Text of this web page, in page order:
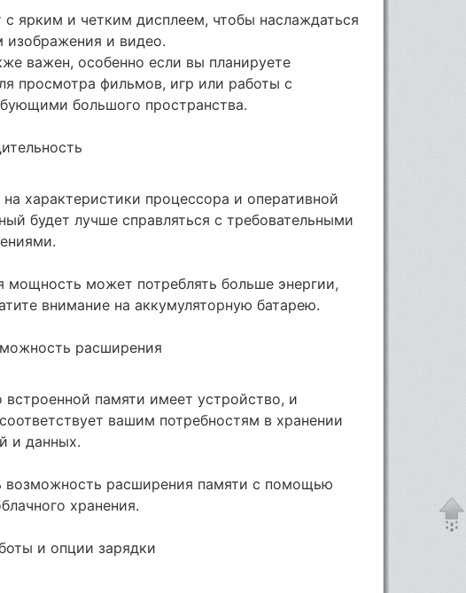
ярким и четким дисплеем, чтобы наслаждаться
изображения и видео.
важен, особенно если вы планируете
просмотра фильмов, игр или работы с
большого пространства.
характеристики процессора и оперативной
будет лучше справляться с требовательными
мощность может потреблять больше энергии,
внимание на аккумуляторную батарею.
расширения
встроенной памяти имеет устройство, и
вашим потребностям в хранении
и данных.
возможность расширения памяти с помощью
хранения.
и опции зарядки